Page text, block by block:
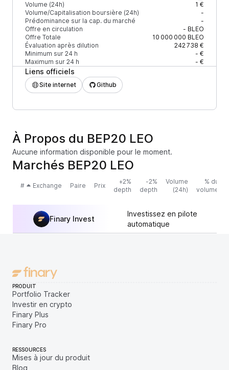
Volume (24h)
1 €
Volume/Capitalisation boursière (24h)
-
Prédominance sur la cap. du marché
-
Offre en circulation
- BLEO
Offre Totale
10 000 000 BLEO
Évaluation après dilution
242 738 €
Minimum sur 24 h
- €
Maximum sur 24 h
- €
Liens officiels
Site internet Github
À Propos du BEP20 LEO
Aucune information disponible pour le moment.
Marchés BEP20 LEO
# Exchange Paire Prix
+2%
depth
-2%
depth
Volume
(24h)
% du
volume
Finary Invest
Investissez en pilote
automatique
PRODUIT
Portfolio Tracker
Investir en crypto
Finary Plus
Finary Pro
RESSOURCES
Mises à jour du produit
Blog